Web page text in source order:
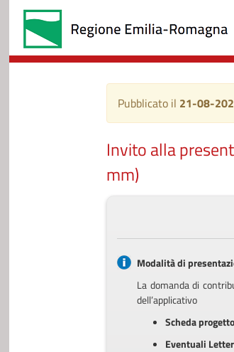
Pubblicato il 21-08-
Invito alla
mm)
Modalità di
La domanda di
dell’applicativo
Scheda progetto
Eventuali